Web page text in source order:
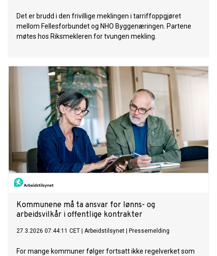
Det er brudd i den frivillige meklingen i tarriffoppgjøret
mellom Fellesforbundet og NHO Byggenæringen. Partene
møtes hos Riksmekleren for tvungen mekling.
Kommunene må ta ansvar for lønns- og
arbeidsvilkår i offentlige kontrakter
27.3.2026 07:44:11 CET Arbeidstilsynet Pressemelding
For mange kommuner følger fortsatt ikke regelverket som